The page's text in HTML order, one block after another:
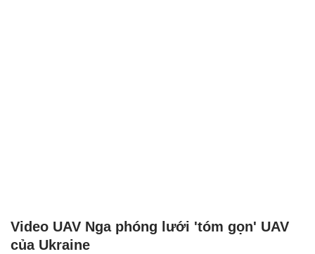
Video UAV Nga phóng lưới 'tóm gọn' UAV
của Ukraine